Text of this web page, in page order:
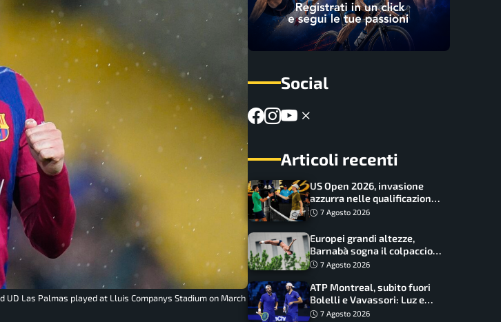
UD Las Palmas played at Lluis Companys Stadium on March
Social
Articoli recenti
US Open 2026, invasione
azzurra nelle qualificazioni:
17 italiani a caccia del main
7 Agosto 2026
Europei grandi altezze,
Barnabà sogna il colpaccio:
è leader a metà gara, Baraldi
7 Agosto 2026
ATP Montreal, subito fuori
Bolelli e Vavassori: Luz e
Matos fermano gli azzurri
7 Agosto 2026